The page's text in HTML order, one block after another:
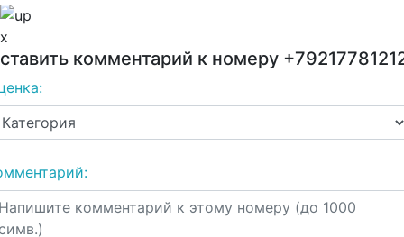
x
комментарий к номеру